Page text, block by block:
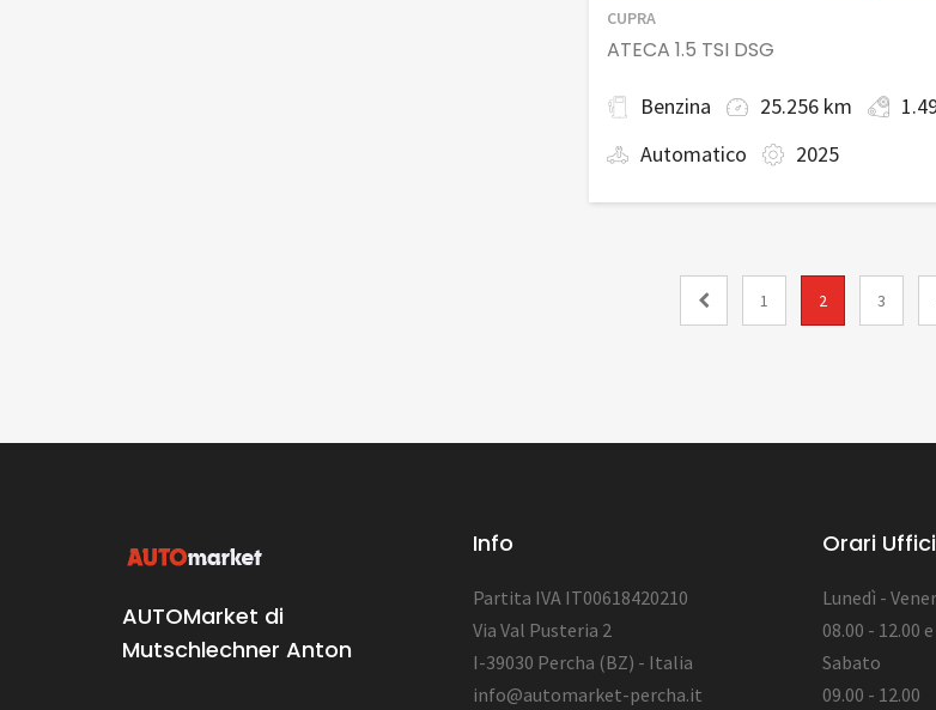
CUPRA
ATECA 1.5 TSI DSG
Benzina 25.256 km
Automatico
2025
1 2 3
AUTOMarket di
Mutschlechner Anton
Info
Partita IVA IT00618420210
Via Val Pusteria 2
I-39030 Percha (BZ) - Italia
info@automarket-percha.it
Orari
Lunedì -
08.00 - 12.00
Sabato
09.00 - 12.00